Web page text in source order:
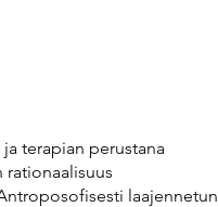
terapian perustana
laajennetun